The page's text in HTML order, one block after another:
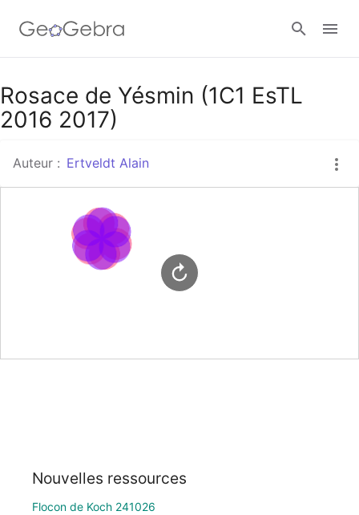
Google Classroom
Rosace de Yésmin (1C1 EsTL
2016 2017)
Auteur : Ertveldt Alain
Nouvelles ressources
Flocon de Koch 241026